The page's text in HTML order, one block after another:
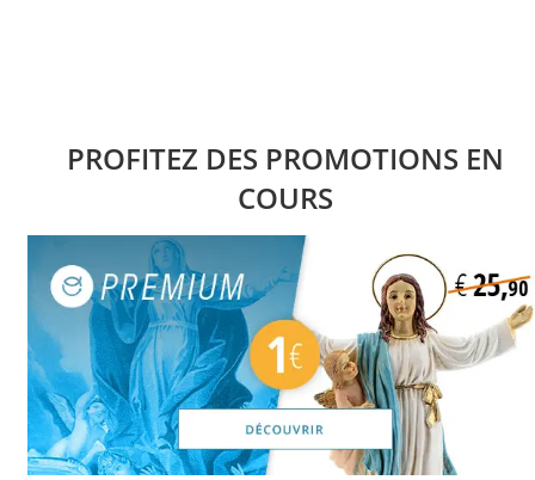
PROFITEZ DES PROMOTIONS EN
COURS